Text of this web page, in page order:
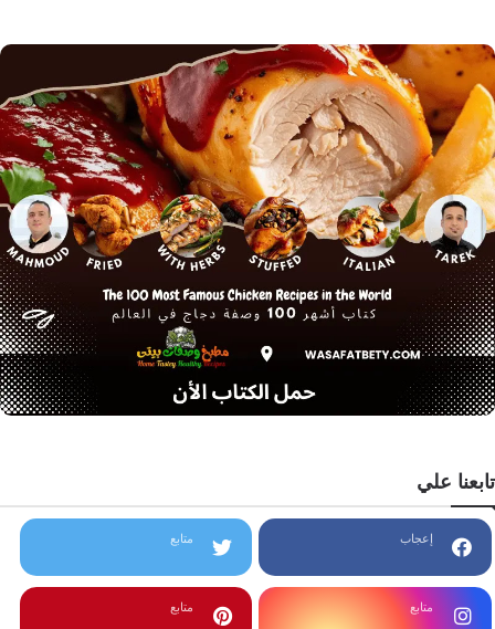
تابعنا علي
إعجاب متابع
متابع متابع